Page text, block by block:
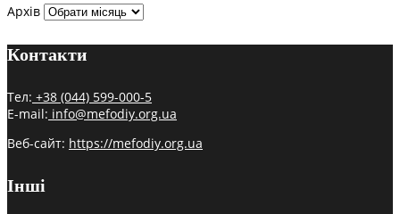
Архів
Контакти
Тел: +38 (044) 599-000-5
E-mail: info@mefodiy.org.ua
Веб-сайт: https://mefodiy.org.ua
Інші